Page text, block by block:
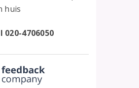
huis
020-4706050